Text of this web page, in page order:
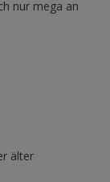
nur mega an
älter